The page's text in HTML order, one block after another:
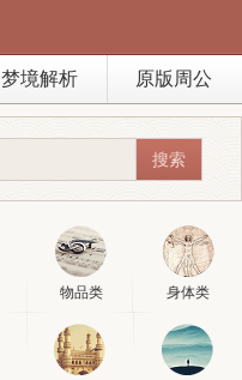
梦境解析 原版周公
物品类 身体类